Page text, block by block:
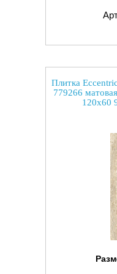
Плитка
779266
120x60